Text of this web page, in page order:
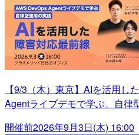
【9/3（木）東京】AIを活用し
Agentライブデモで学ぶ、自律
開催前2026年9月3日(木) 16:00